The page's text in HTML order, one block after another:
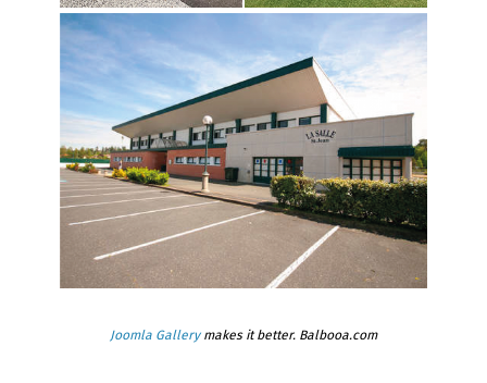
Joomla Gallerymakes it better. Balbooa.com